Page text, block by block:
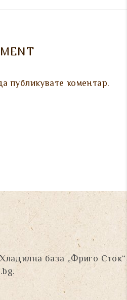
публикувате коментар.
база „Фриго Сток“
.